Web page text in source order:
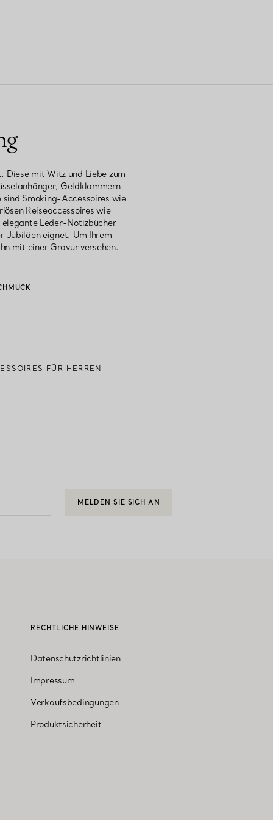
Diese mit Witz und Liebe zum
Geldklammern
Smoking-Accessoires wie
Reiseaccessoires wie
elegante Leder-Notizbücher
Jubiläen eignet. Um Ihrem
mit einer Gravur versehen.
FÜR HERREN
MELDEN SIE SICH AN
RECHTLICHE HINWEISE
Datenschutzrichtlinien
Impressum
Verkaufsbedingungen
Produktsicherheit